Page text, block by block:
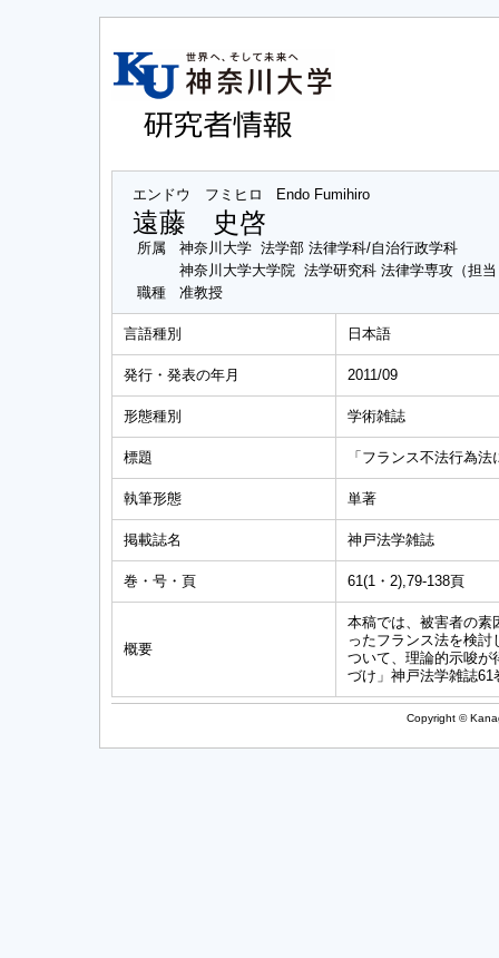
エンドウ フミヒロ Endo Fumihiro
遠藤 史啓
所属
神奈川大学 法学部 法律学科/自治行政学科
神奈川大学大学院 法学研究科 法律学専攻（担
職種
准教授
言語種別 日本語
発行・発表の年月 2011/09
形態種別 学術雑誌
標題 「フランス不法行為
執筆形態 単著
掲載誌名 神戸法学雑誌
巻・号・頁 61(1・2),79-138頁
概要
本稿では、被害者の素
ったフランス法を検
ついて、理論的示唆が
づけ」神戸法学雑誌61
Copyright ©